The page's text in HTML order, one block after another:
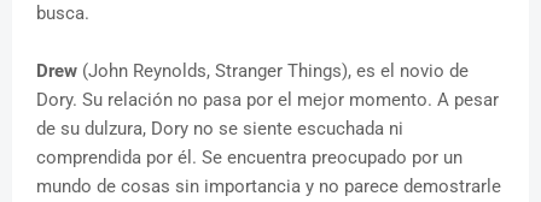
busca.
Drew (John Reynolds, Stranger Things), es el novio de
Dory. Su relación no pasa por el mejor momento. A pesar
de su dulzura, Dory no se siente escuchada ni
comprendida por él. Se encuentra preocupado por un
mundo de cosas sin importancia y no parece demostrarle